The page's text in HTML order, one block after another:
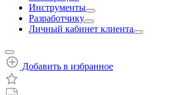
Инструменты
Разработчику
Личный кабинет клиента
Добавить в избранное